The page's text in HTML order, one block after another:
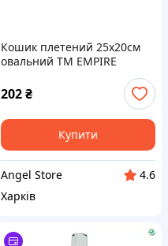
Кошик плетений 25х20см
овальний ТМ EMPIRE
202₴
Купити
Angel Store
4.6
Харків